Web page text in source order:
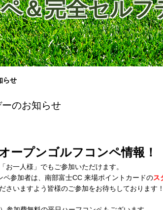
＆完全セル
らせ
のお知らせ
ープンゴルフコンペ情報！
お一人様」でもご参加いただけます。
参加者は、南部富士CC 来場ポイントカードのス
さいますよう皆様のご参加をお待ちしております！